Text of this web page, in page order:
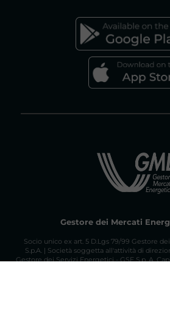
Gestore dei Mercati
Socio unico ex art. 5 D.Lgs 79/99 Gestore
S.p.A. | Società soggetta all'attività di
Gestore dei Servizi Energetici - GSE S.p. A.